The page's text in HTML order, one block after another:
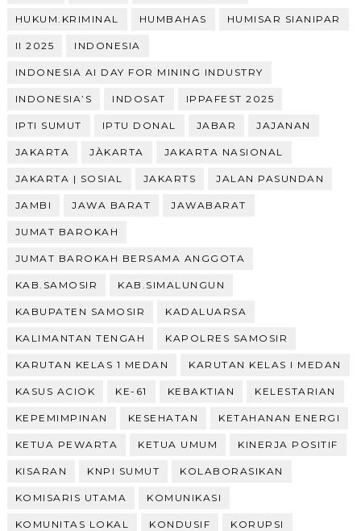
HUKUM.KRIMINAL HUMBAHAS HUMISAR SIANIPAR
II 2025 INDONESIA
INDONESIA AI DAY FOR MINING INDUSTRY
INDONESIA’S INDOSAT IPPAFEST 2025
IPTI SUMUT IPTU DONAL JABAR JAJANAN
JAKARTA JÀKARTA JAKARTA NASIONAL
JAKARTA | SOSIAL JAKARTS JALAN PASUNDAN
JAMBI JAWA BARAT JAWABARAT
JUMAT BAROKAH
JUMAT BAROKAH BERSAMA ANGGOTA
KAB.SAMOSIR KAB.SIMALUNGUN
KABUPATEN SAMOSIR KADALUARSA
KALIMANTAN TENGAH KAPOLRES SAMOSIR
KARUTAN KELAS 1 MEDAN KARUTAN KELAS I MEDAN
KASUS ACIOK KE-61 KEBAKTIAN KELESTARIAN
KEPEMIMPINAN KESEHATAN KETAHANAN ENERGI
KETUA PEWARTA KETUA UMUM KINERJA POSITIF
KISARAN KNPI SUMUT KOLABORASIKAN
KOMISARIS UTAMA KOMUNIKASI
KOMUNITAS LOKAL KONDUSIF KORUPSI